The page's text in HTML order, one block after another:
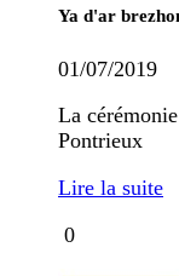
Ya d'ar
01/07/2019
La
Pontrieux
Lire la suite
0